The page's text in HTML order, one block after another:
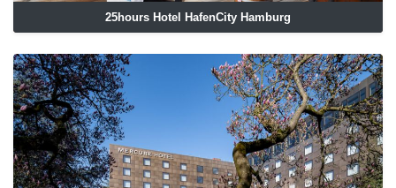
25hours Hotel HafenCity Hamburg